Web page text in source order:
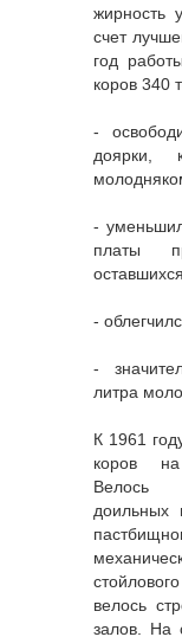
жирность
счет
год
коров 340
-
доярки,
-
платы
-
-
литра
К 1961
коров на
Велось
велось
залов. На